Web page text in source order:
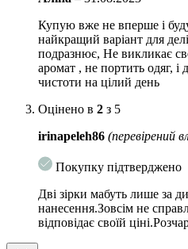
Vegan
Cruelty free
Упаковка складається з
для вторинної переробки. Вона на
зібраного в океанах та на пляжах по
Особливості застосування:Для
пахви. За потреби використовуйте
75 гр
Купую вже не вперше і
найкращий варіант для
подразнює, Не викликає
аромат , не портить одяг, і
чистоти на цілий день
Оцінено в 2 з 5
irinapeleh86 (перевірений
Покупку підтверджено
Дві зірки мабуть лише за
нанесення.Зовсім не
відповідає своїй